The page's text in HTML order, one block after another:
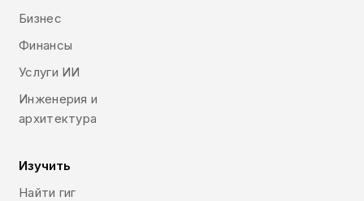
Бизнес
Финансы
Услуги ИИ
Инженерия и
архитектура
Изучить
Найти гиг